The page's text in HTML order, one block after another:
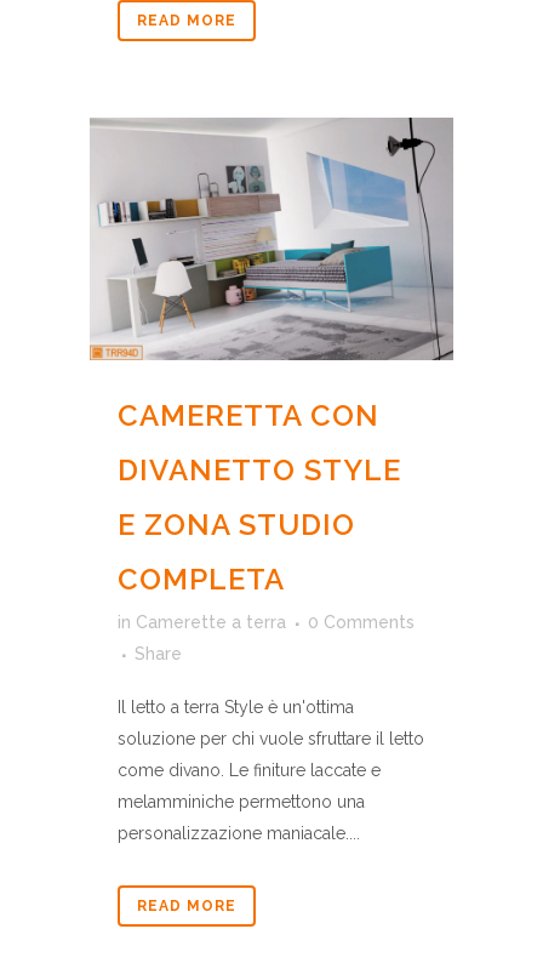
READ MORE
CAMERETTA CON
DIVANETTO STYLE
E ZONA STUDIO
COMPLETA
in Camerette a terra
0 Comments
Share
Il letto a terra Style è un'ottima
soluzione per chi vuole sfruttare il letto
come divano. Le finiture laccate e
melamminiche permettono una
personalizzazione maniacale....
READ MORE